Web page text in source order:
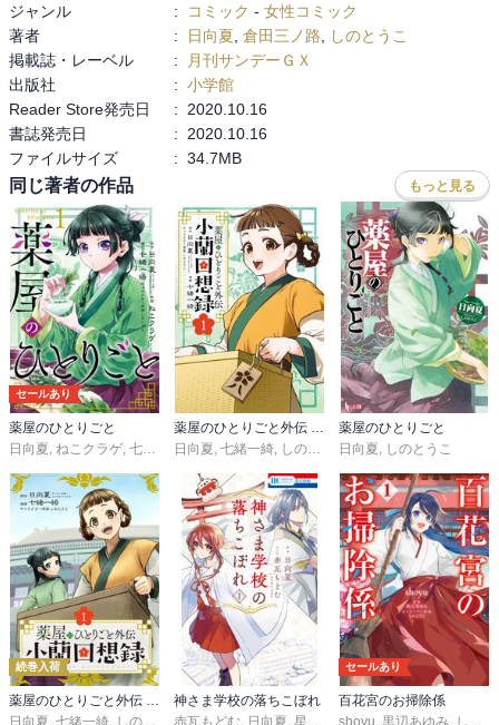
ジャンル : コミック - 女性コミック
著者
: 日向夏 倉田三ノ路
しのとうこ
掲載誌・レーベル
:
月刊サンデーＧＸ
出版社
: 小学館
Reader Store発売日
:
2020.10.16
書誌発売日
:
2020.10.16
ファイルサイズ
: 34.7MB
同じ著者の作品 もっと見る
セールあり
薬屋のひとりごと
日向夏, ねこクラゲ, 七緒一綺 ,しのとうこ
薬屋のひとりごと外伝 小蘭回想録
日向夏, 七緒一綺, しのとうこ
薬屋のひとりごと
日向夏, しのとうこ
続巻入荷
日向夏 七緒一綺 しのとうこ
神さま学校の落ちこぼれ
赤瓦もどむ
日向夏 星海社
セールあり
百花宮のお掃除係
shoyu 黒辺あゆみ しのとうこ